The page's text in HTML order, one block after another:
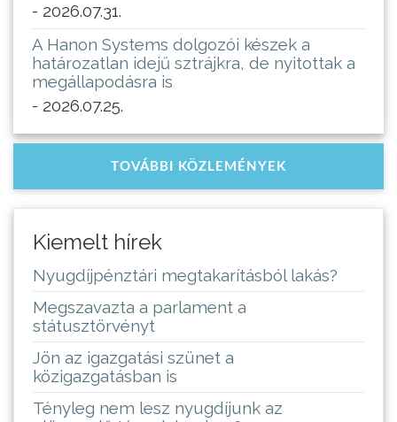
- 2026.07.31.
A Hanon Systems dolgozói készek a
határozatlan idejű sztrájkra, de nyitottak a
megállapodásra is
- 2026.07.25.
TOVÁBBI KÖZLEMÉNYEK
Kiemelt hírek
Nyugdíjpénztári megtakarításból lakás?
Megszavazta a parlament a
státusztörvényt
Jön az igazgatási szünet a
közigazgatásban is
Tényleg nem lesz nyugdíjunk az